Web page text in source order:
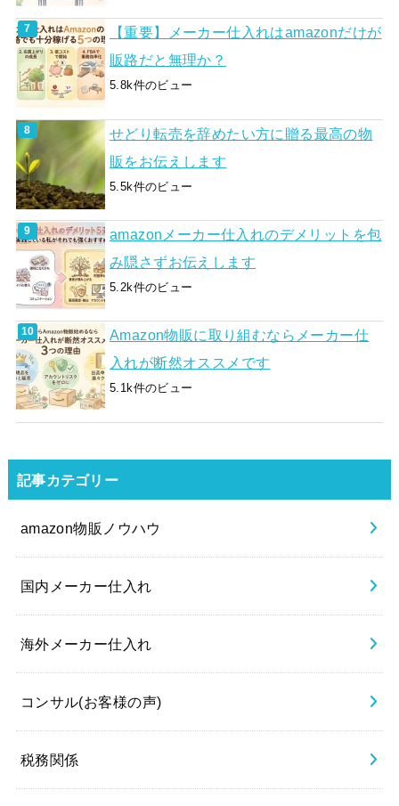
【重要】メーカー仕入れはamazonだけが
販路だと無理か？
5.8k件のビュー
せどり転売を辞めたい方に贈る最高の物
販をお伝えします
5.5k件のビュー
amazonメーカー仕入れのデメリットを包
み隠さずお伝えします
5.2k件のビュー
Amazon物販に取り組むならメーカー仕
入れが断然オススメです
5.1k件のビュー
記事カテゴリー
amazon物販ノウハウ
国内メーカー仕入れ
海外メーカー仕入れ
コンサル(お客様の声)
税務関係